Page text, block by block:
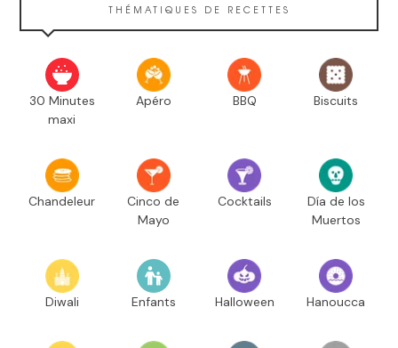
THÉMATIQUES DE RECETTES
30 Minutes
maxi
Apéro BBQ Biscuits
Chandeleur
Cinco de
Mayo
Cocktails
Día de los
Muertos
Diwali Enfants Halloween Hanoucca